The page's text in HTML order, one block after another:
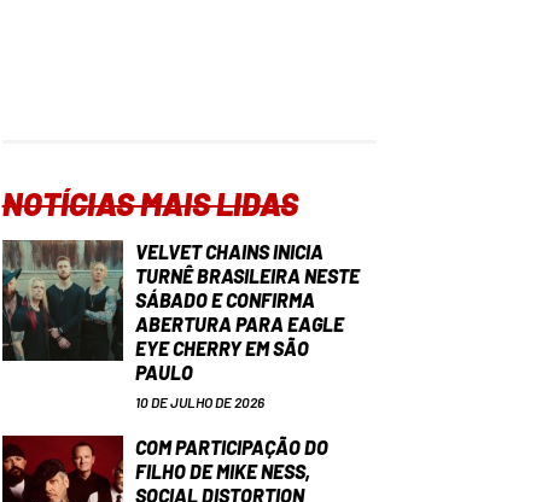
NOTÍCIAS MAIS LIDAS
VELVET CHAINS INICIA
TURNÊ BRASILEIRA NESTE
SÁBADO E CONFIRMA
ABERTURA PARA EAGLE
EYE CHERRY EM SÃO
PAULO
10 DE JULHO DE 2026
COM PARTICIPAÇÃO DO
FILHO DE MIKE NESS,
SOCIAL DISTORTION